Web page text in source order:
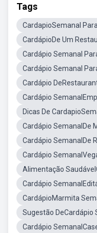
Tags
CardapioSemanal
CardápioDe Um
Cardápio Semanal
Cardápio Semanal
Cardápio
Cardápio
Dicas De
Cardápio SemanalDe
Cardápio SemanalDe
Cardápio
Alimentação
Cardápio
CardápioMarmita
Sugestão DeCardápio
Cardápio